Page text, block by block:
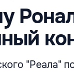
"Реала"